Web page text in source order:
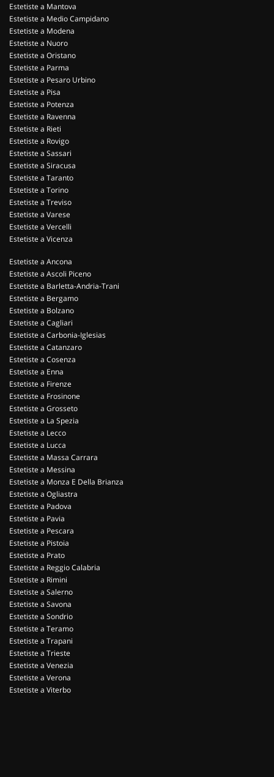
Estetiste a Mantova
Estetiste a Medio Campidano
Estetiste a Modena
Estetiste a Nuoro
Estetiste a Oristano
Estetiste a Parma
Estetiste a Pesaro Urbino
Estetiste a Pisa
Estetiste a Potenza
Estetiste a Ravenna
Estetiste a Rieti
Estetiste a Rovigo
Estetiste a Sassari
Estetiste a Siracusa
Estetiste a Taranto
Estetiste a Torino
Estetiste a Treviso
Estetiste a Varese
Estetiste a Vercelli
Estetiste a Vicenza
Estetiste a Ancona
Estetiste a Ascoli Piceno
Estetiste a Barletta-Andria-Trani
Estetiste a Bergamo
Estetiste a Bolzano
Estetiste a Cagliari
Estetiste a Carbonia-Iglesias
Estetiste a Catanzaro
Estetiste a Cosenza
Estetiste a Enna
Estetiste a Firenze
Estetiste a Frosinone
Estetiste a Grosseto
Estetiste a La Spezia
Estetiste a Lecco
Estetiste a Lucca
Estetiste a Massa Carrara
Estetiste a Messina
Estetiste a Monza E Della Brianza
Estetiste a Ogliastra
Estetiste a Padova
Estetiste a Pavia
Estetiste a Pescara
Estetiste a Pistoia
Estetiste a Prato
Estetiste a Reggio Calabria
Estetiste a Rimini
Estetiste a Salerno
Estetiste a Savona
Estetiste a Sondrio
Estetiste a Teramo
Estetiste a Trapani
Estetiste a Trieste
Estetiste a Venezia
Estetiste a Verona
Estetiste a Viterbo